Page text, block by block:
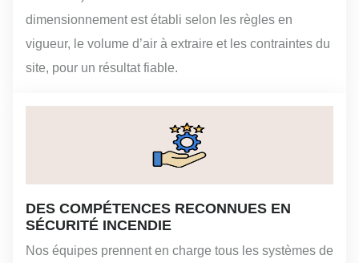
dimensionnement est établi selon les règles en
vigueur, le volume d’air à extraire et les contraintes du
site, pour un résultat fiable.
DES COMPÉTENCES RECONNUES EN
SÉCURITÉ INCENDIE
Nos équipes prennent en charge tous les systèmes de